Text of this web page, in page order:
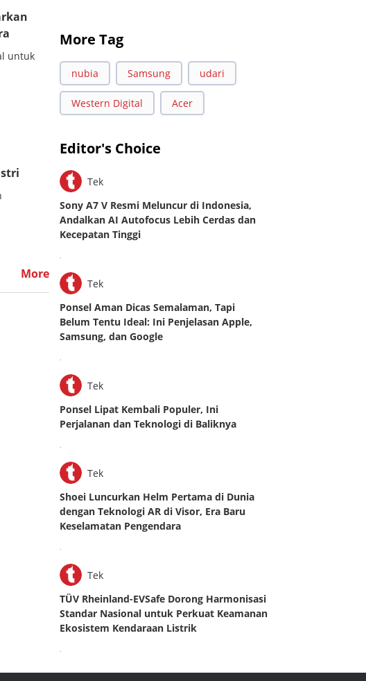
untuk
More
More Tag
nubia Samsung udari
Western Digital Acer
Editor's Choice
Tek
Sony A7 V Resmi Meluncur di Indonesia,
Andalkan AI Autofocus Lebih Cerdas dan
Kecepatan Tinggi
.
Tek
Ponsel Aman Dicas Semalaman, Tapi
Belum Tentu Ideal: Ini Penjelasan Apple,
Samsung, dan Google
.
Tek
Ponsel Lipat Kembali Populer, Ini
Perjalanan dan Teknologi di Baliknya
.
Tek
Shoei Luncurkan Helm Pertama di Dunia
dengan Teknologi AR di Visor, Era Baru
Keselamatan Pengendara
.
Tek
TÜV Rheinland-EVSafe Dorong Harmonisasi
Standar Nasional untuk Perkuat Keamanan
Ekosistem Kendaraan Listrik
.